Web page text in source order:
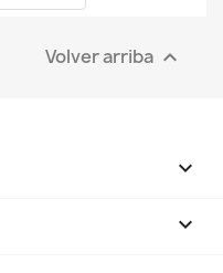
Volver arriba 

